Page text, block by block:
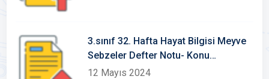
3.sınıf 32. Hafta Hayat Bilgisi Meyve
Sebzeler Defter Notu- Konu
Etkinlikleri
12 Mayıs 2024